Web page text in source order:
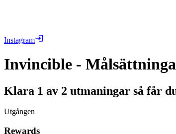
Instagram
Invincible -
Klara 1 av 2 utmaningar så får
Utgången
Rewards